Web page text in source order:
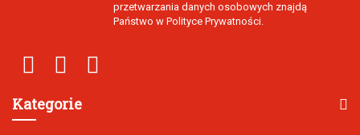
przetwarzania danych osobowych znajdą
Państwo w Polityce Prywatności.
Kategorie